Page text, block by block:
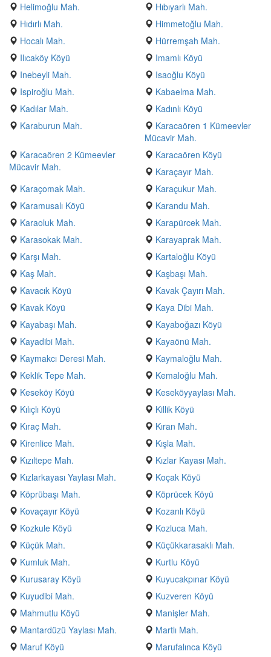
Helimoğlu Mah.
Hıbıyarlı Mah.
Hıdırlı Mah.
Himmetoğlu Mah.
Hocalı Mah.
Hürremşah Mah.
Ilıcaköy Köyü
Imamlı Köyü
Inebeyli Mah.
Isaoğlu Köyü
Ispiroğlu Mah.
Kabaelma Mah.
Kadılar Mah.
Kadınlı Köyü
Karaburun Mah.
Karacaören 1 Kümeevler
Mücavir Mah.
Karacaören 2 Kümeevler
Mücavir Mah.
Karacaören Köyü
Karaçayır Mah.
Karaçomak Mah.
Karaçukur Mah.
Karamusalı Köyü
Karandu Mah.
Karaoluk Mah.
Karapürcek Mah.
Karasokak Mah.
Karayaprak Mah.
Karşı Mah.
Kartaloğlu Köyü
Kaş Mah.
Kaşbaşı Mah.
Kavacık Köyü
Kavak Çayırı Mah.
Kavak Köyü
Kaya Dibi Mah.
Kayabaşı Mah.
Kayaboğazı Köyü
Kayadibi Mah.
Kayaönü Mah.
Kaymakcı Deresi Mah.
Kaymaloğlu Mah.
Keklik Tepe Mah.
Kemaloğlu Mah.
Keseköy Köyü
Keseköyyaylası Mah.
Kılıçlı Köyü
Killik Köyü
Kıraç Mah.
Kıran Mah.
Kirenlice Mah.
Kışla Mah.
Kızıltepe Mah.
Kızlar Kayası Mah.
Kızlarkayası Yaylası Mah.
Koçak Köyü
Köprübaşı Mah.
Köprücek Köyü
Kovaçayır Köyü
Kozanlı Köyü
Kozkule Köyü
Kozluca Mah.
Küçük Mah.
Küçükkarasaklı Mah.
Kumluk Mah.
Kurtlu Köyü
Kurusaray Köyü
Kuyucakpınar Köyü
Kuyudibi Mah.
Kuzveren Köyü
Mahmutlu Köyü
Manişler Mah.
Mantardüzü Yaylası Mah.
Martlı Mah.
Maruf Köyü
Marufalınca Köyü